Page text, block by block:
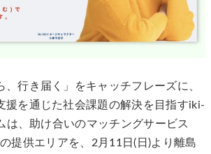
、行き届く」をキャッチフレーズに、
援を通じた社会課題の解決を目指すiki-
は、助け合いのマッチングサービス
提供エリアを、2月11日(日)より離島